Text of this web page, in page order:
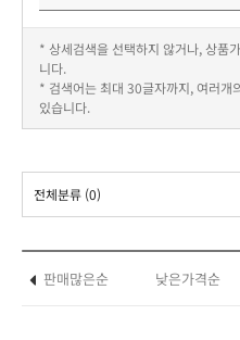
* 상세검색을 선택하지 않거나, 상품
니다.
* 검색어는 최대 30글자까지, 여러개
있습니다.
전체분류 (0)
판매많은순 낮은가격순